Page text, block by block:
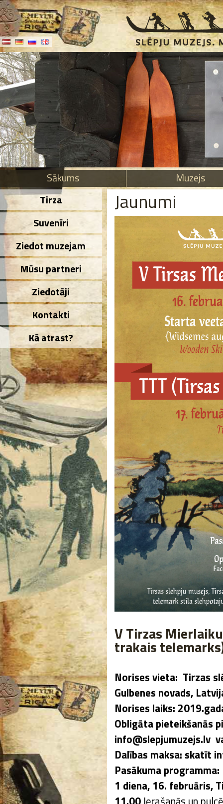
Sākums
Muzejs
Tirza
Suvenīri
Ziedot muzejam
Mūsu partneri
Ziedotāji
Kontakti
Kā atrast?
Jaunumi
V Tirzas
trakais
Norises vieta: Tirzas
Gulbenes novads,
Norises laiks:
Obligāta pieteikšanās
info@slepjumuzejs.lv
Dalības maksa: skatīt
Pasākuma programma:
1 diena, 16. februāris,